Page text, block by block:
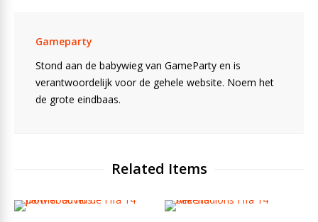
Gameparty
Stond aan de babywieg van GameParty en is
verantwoordelijk voor de gehele website. Noem het
de grote eindbaas.
Related Items